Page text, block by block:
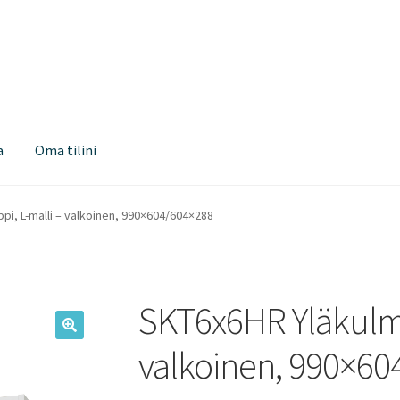
Oma tilini
L-malli – valkoinen, 990×604/604×288
SKT6x6HR
valkoinen,